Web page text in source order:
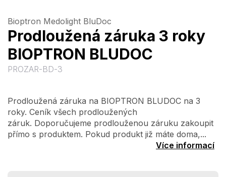
Bioptron Medolight BluDoc
Prodloužená záruka 3 roky
BIOPTRON BLUDOC
PROZAR-BD-3
Prodloužená záruka na BIOPTRON BLUDOC na 3
roky. Ceník všech prodloužených
záruk. Doporučujeme prodlouženou záruku zakoupit
přímo s produktem. Pokud produkt již máte doma,...
Více informací